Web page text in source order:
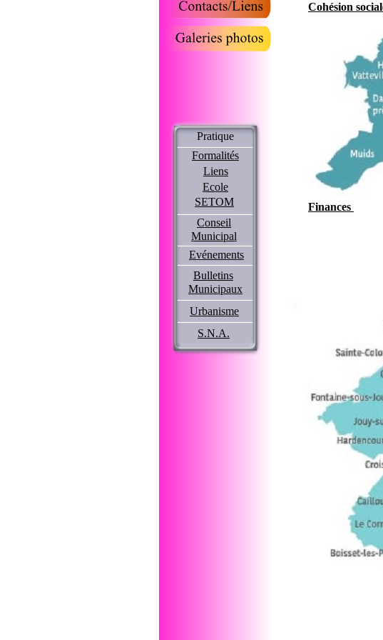
Cohésion
Pratique
Formalités
Liens
Ecole
SETOM
Finances
Conseil
Municipal
Evénements
Bulletins
Municipaux
Urbanisme
S.N.A.